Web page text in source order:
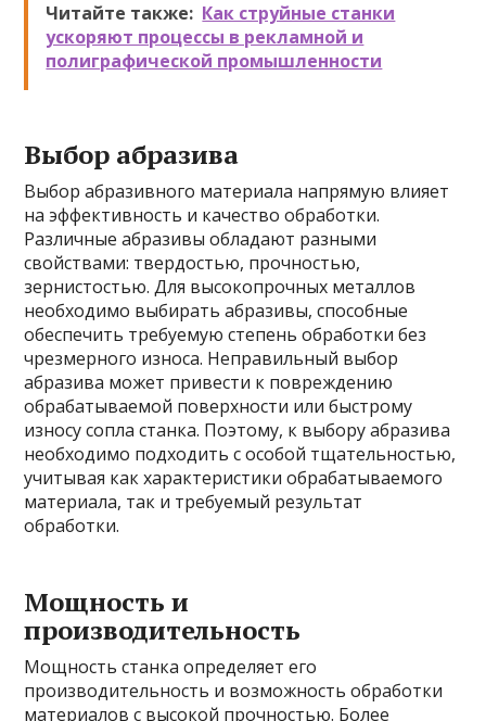
Читайте также: Как струйные станки
ускоряют процессы в рекламной и
полиграфической промышленности
Выбор абразива
Выбор абразивного материала напрямую влияет
на эффективность и качество обработки.
Различные абразивы обладают разными
свойствами: твердостью, прочностью,
зернистостью. Для высокопрочных металлов
необходимо выбирать абразивы, способные
обеспечить требуемую степень обработки без
чрезмерного износа. Неправильный выбор
абразива может привести к повреждению
обрабатываемой поверхности или быстрому
износу сопла станка. Поэтому, к выбору абразива
необходимо подходить с особой тщательностью,
учитывая как характеристики обрабатываемого
материала, так и требуемый результат
обработки.
Мощность и
производительность
Мощность станка определяет его
производительность и возможность обработки
материалов с высокой прочностью. Более